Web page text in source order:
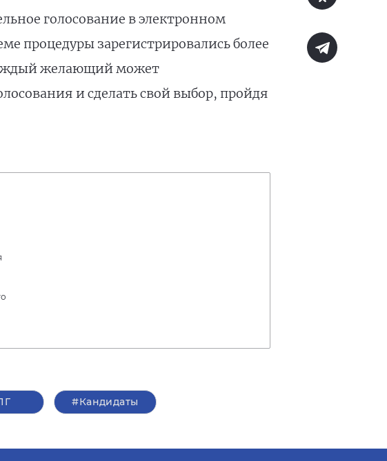
голосование в электронном
процедуры зарегистрировались более
желающий может
и сделать свой выбор, пройдя
#Кандидаты